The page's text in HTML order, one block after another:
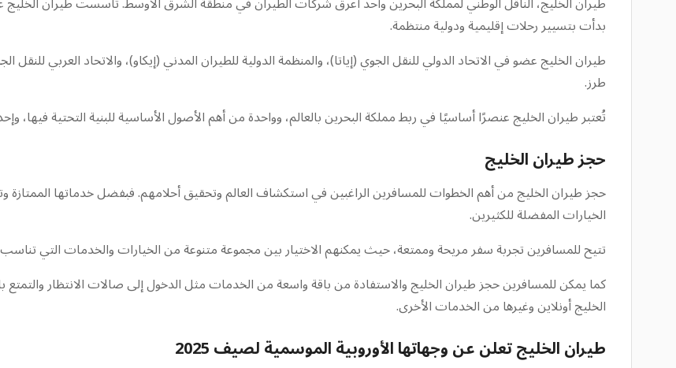
بدأت بتسيير رحلات إقليمية ودولية منتظمة.
طرز.
تُعتبر طيران الخليج عنصرًا أساسيًا في ربط مملكة البحرين بالعالم، وواحدة من أهم الأصول الأساسية للبنية التحتية فيها،
حجز طيران الخليج
حجز طيران الخليج من أهم الخطوات للمسافرين الراغبين في استكشاف العالم وتحقيق أحلامهم. فبفضل خدماتها
الخيارات المفضلة للكثيرين.
تتيح للمسافرين تجربة سفر مريحة وممتعة، حيث يمكنهم الاختيار بين مجموعة متنوعة من الخيارات والخدمات التي تناسب
كما يمكن للمسافرين حجز طيران الخليج والاستفادة من باقة واسعة من الخدمات مثل الدخول إلى صالات الانتظار
الخليج أونلاين وغيرها من الخدمات الأخرى.
طيران الخليج تعلن عن وجهاتها الأوروبية الموسمية لصيف 2025